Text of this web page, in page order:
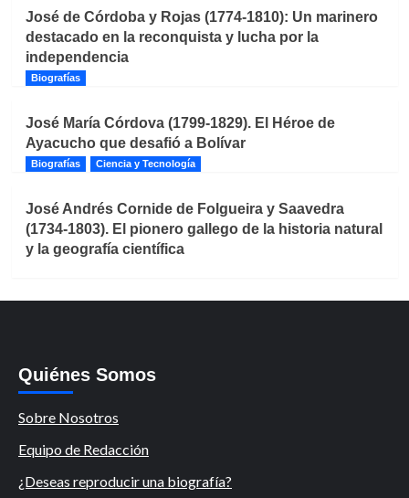
José de Córdoba y Rojas (1774-1810): Un marinero
destacado en la reconquista y lucha por la
independencia
Biografías
José María Córdova (1799-1829). El Héroe de
Ayacucho que desafió a Bolívar
Biografías Ciencia y Tecnología
José Andrés Cornide de Folgueira y Saavedra
(1734-1803). El pionero gallego de la historia natural
y la geografía científica
Quiénes Somos
Sobre Nosotros
Equipo de Redacción
¿Deseas reproducir una biografía?